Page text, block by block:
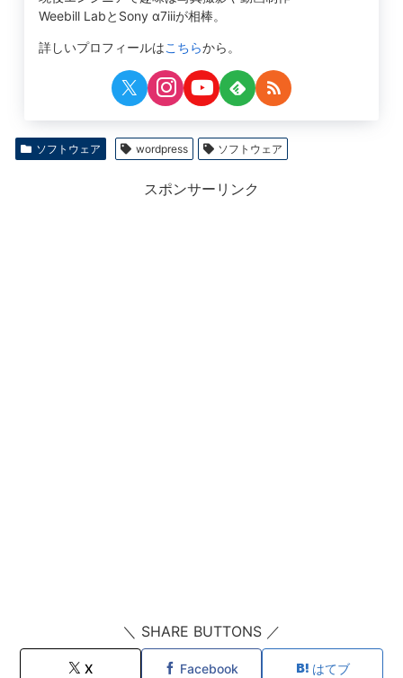
Weebill LabとSony α7iiiが相棒。
詳しいプロフィールはこちらから。
ソフトウェア wordpress ソフトウェア
スポンサーリンク
＼ SHARE BUTTONS ／
X Facebook はてブ